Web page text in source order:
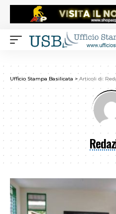
Ufficio Stampa Basilicata > Articoli di: